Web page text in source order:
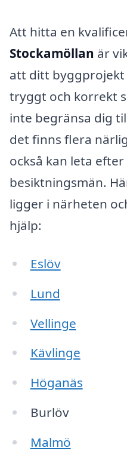
Att hitta en
Stockamöllan är
att ditt
tryggt och korrekt
inte begränsa dig
det finns flera
också kan leta
besiktningsmän.
ligger i närheten
hjälp:
Eslöv
Lund
Vellinge
Kävlinge
Höganäs
Burlöv
Malmö